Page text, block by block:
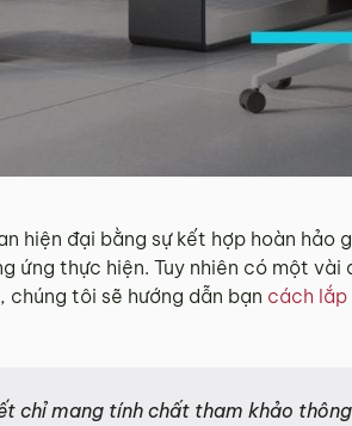
hiện đại bằng sự kết hợp hoàn hảo
ứng thực hiện. Tuy nhiên có một vài
tôi sẽ hướng dẫn bạn cách lắp
chỉ mang tính chất tham khảo